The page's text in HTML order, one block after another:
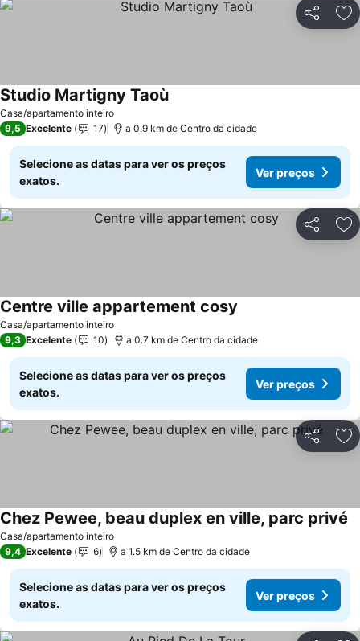
Partilhar
Casa/apartamento inteiro
Studio Martigny Taoù
9,5 Excelente 17 a 0.9 km de Centro da cidade
Selecione as datas para ver os preços
exatos.
Ver preços
Partilhar
Casa/apartamento inteiro
Centre ville appartement cosy
9,3 Excelente 10 a 0.7 km de Centro da cidade
Selecione as datas para ver os preços
exatos.
Ver preços
Partilhar
Casa/apartamento inteiro
Chez Pewee, beau duplex en ville, parc privé
9,4 Excelente 6 a 1.5 km de Centro da cidade
Selecione as datas para ver os preços
exatos.
Ver preços